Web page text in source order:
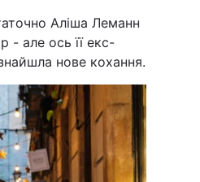
Аліша Леманн
- але ось її екс-
нове кохання.